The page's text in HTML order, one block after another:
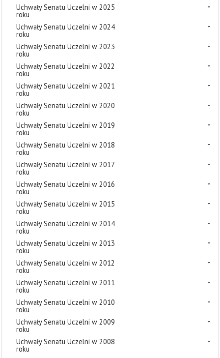
Uchwały Senatu Uczelni w 2025
roku
Uchwały Senatu Uczelni w 2024
roku
Uchwały Senatu Uczelni w 2023
roku
Uchwały Senatu Uczelni w 2022
roku
Uchwały Senatu Uczelni w 2021
roku
Uchwały Senatu Uczelni w 2020
roku
Uchwały Senatu Uczelni w 2019
roku
Uchwały Senatu Uczelni w 2018
roku
Uchwały Senatu Uczelni w 2017
roku
Uchwały Senatu Uczelni w 2016
roku
Uchwały Senatu Uczelni w 2015
roku
Uchwały Senatu Uczelni w 2014
roku
Uchwały Senatu Uczelni w 2013
roku
Uchwały Senatu Uczelni w 2012
roku
Uchwały Senatu Uczelni w 2011
roku
Uchwały Senatu Uczelni w 2010
roku
Uchwały Senatu Uczelni w 2009
roku
Uchwały Senatu Uczelni w 2008
roku